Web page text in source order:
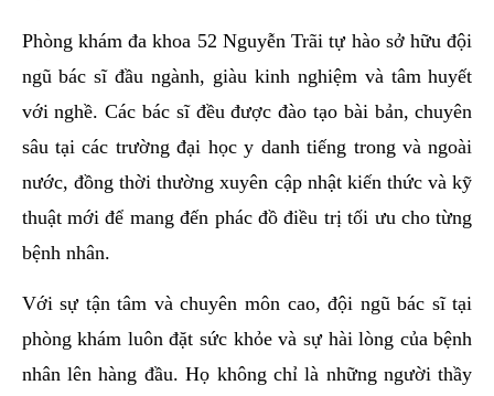
Phòng khám đa khoa 52 Nguyễn Trãi tự hào sở hữu đội
ngũ bác sĩ đầu ngành, giàu kinh nghiệm và tâm huyết
với nghề. Các bác sĩ đều được đào tạo bài bản, chuyên
sâu tại các trường đại học y danh tiếng trong và ngoài
nước, đồng thời thường xuyên cập nhật kiến thức và kỹ
thuật mới để mang đến phác đồ điều trị tối ưu cho từng
bệnh nhân.
Với sự tận tâm và chuyên môn cao, đội ngũ bác sĩ tại
phòng khám luôn đặt sức khỏe và sự hài lòng của bệnh
nhân lên hàng đầu. Họ không chỉ là những người thầy